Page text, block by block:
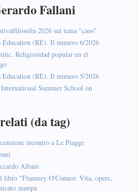
Fallani
2026 sul tema "caos"
Education (RE). Il numero 6/2026
Religiosidad popular en el
Education (RE). Il numero 5/2026
Summer School on
(da tag)
incontro a Le Piagge
Albani
libro "Flannery O'Connor. Vita, opere,
stampa